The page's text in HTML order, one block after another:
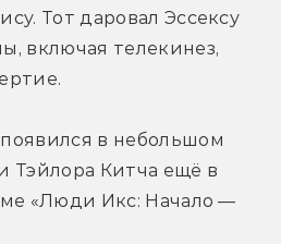
Тот даровал Эссексу
включая телекинез,
в небольшом
Тэйлора Китча ещё в
«Люди Икс: Начало —